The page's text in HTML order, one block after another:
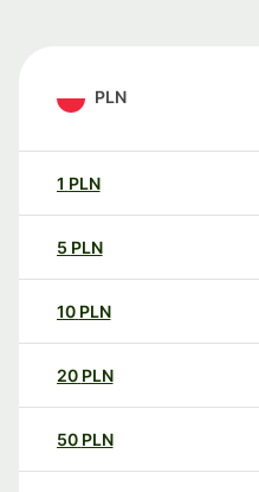
PLN
1 PLN
5 PLN
10 PLN
20 PLN
50 PLN